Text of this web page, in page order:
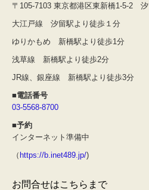
〒105-7103 東京都港区東新橋1-5-2
大江戸線 汐留駅より徒歩１分
ゆりかもめ 新橋駅より徒歩1分
浅草線 新橋駅より徒歩2分
JR線、銀座線 新橋駅より徒歩3分
■電話番号
03-5568-8700
■予約
インターネット準備中
（ https://b.inet489.jp/)
お問合せはこちらまで